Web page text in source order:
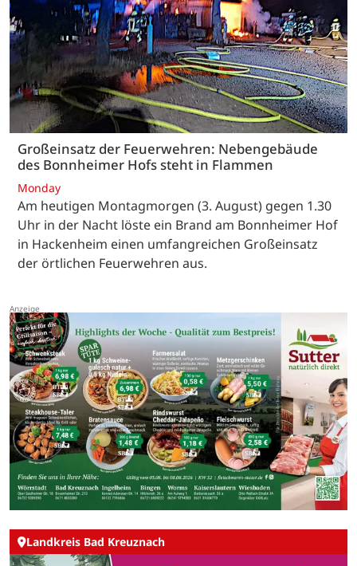
Großeinsatz der Feuerwehren: Nebengebäude
des Bonnheimer Hofs steht in Flammen
Monday
Am heutigen Montagmorgen (3. August) gegen 1.30
Uhr in der Nacht löste ein Brand am Bonnheimer Hof
in Hackenheim einen umfangreichen Großeinsatz
der örtlichen Feuerwehren aus.
Landkreis Bad Kreuznach